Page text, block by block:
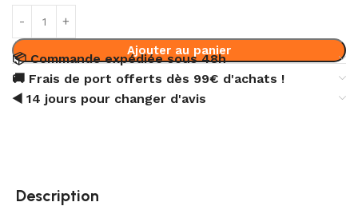
Ajouter au panier
📦 Commande expédiée sous 48h
🚚 Frais de port offerts dès 99€ d'achats !
◀️ 14 jours pour changer d'avis
Description